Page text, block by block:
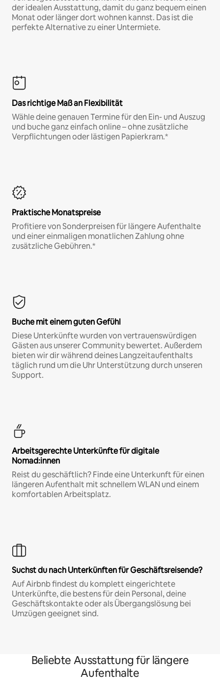
der idealen Ausstattung, damit du ganz bequem einen
Monat oder länger dort wohnen kannst. Das ist die
perfekte Alternative zu einer Untermiete.
Das richtige Maß an Flexibilität
Wähle deine genauen Termine für den Ein- und Auszug
und buche ganz einfach online – ohne zusätzliche
Verpflichtungen oder lästigen Papierkram.*
Praktische Monatspreise
Profitiere von Sonderpreisen für längere Aufenthalte
und einer einmaligen monatlichen Zahlung ohne
zusätzliche Gebühren.*
Buche mit einem guten Gefühl
Diese Unterkünfte wurden von vertrauenswürdigen
Gästen aus unserer Community bewertet. Außerdem
bieten wir dir während deines Langzeitaufenthalts
täglich rund um die Uhr Unterstützung durch unseren
Support.
Arbeitsgerechte Unterkünfte für digitale
Nomad:innen
Reist du geschäftlich? Finde eine Unterkunft für einen
längeren Aufenthalt mit schnellem WLAN und einem
komfortablen Arbeitsplatz.
Suchst du nach Unterkünften für Geschäftsreisende?
Auf Airbnb findest du komplett eingerichtete
Unterkünfte, die bestens für dein Personal, deine
Geschäftskontakte oder als Übergangslösung bei
Umzügen geeignet sind.
Beliebte Ausstattung für längere
Aufenthalte